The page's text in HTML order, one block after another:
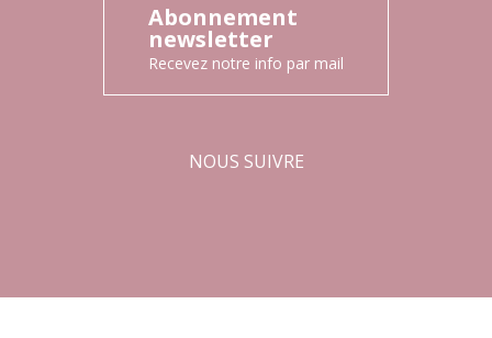
Abonnement
newsletter
Recevez notre info par mail
NOUS SUIVRE